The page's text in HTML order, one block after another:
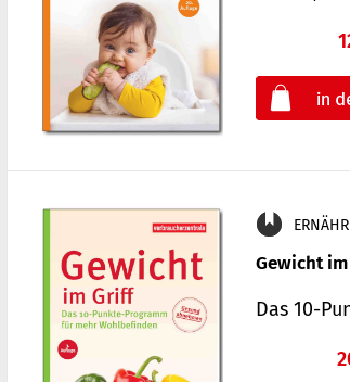
Gewicht
Das 10-